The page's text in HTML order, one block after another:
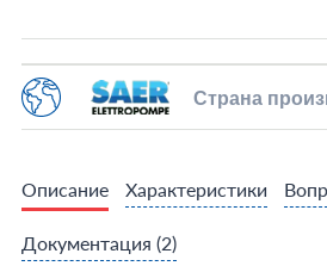
Страна
Описание Характеристики
Документация (2)